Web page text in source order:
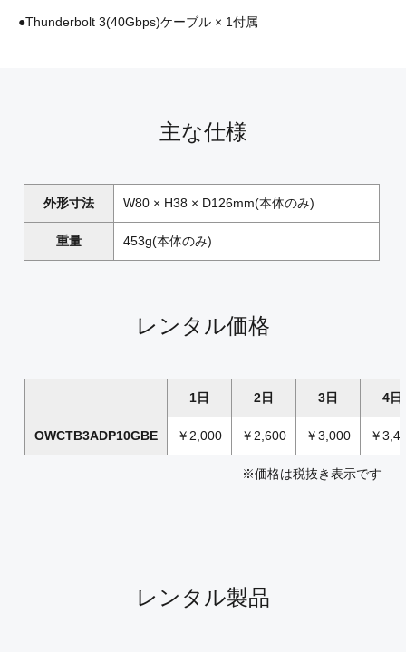
●Thunderbolt 3(40Gbps)ケーブル × 1付属
主な仕様
外形寸法 W80 × H38 × D126mm(本体のみ)
重量 453g(本体のみ)
レンタル価格
1日 2日 3日 4日
OWCTB3ADP10GBE ￥2,000 ￥2,600 ￥3,000 ￥
※価格は税抜き表示です
レンタル製品